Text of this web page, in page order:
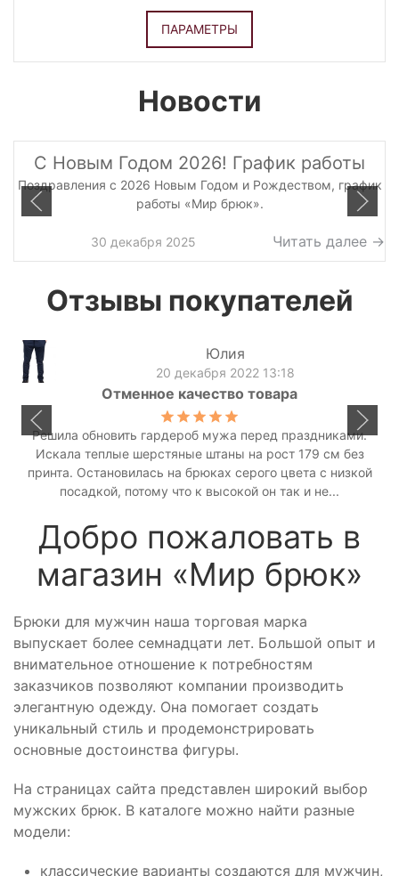
ПАРАМЕТРЫ
Новости
С Новым Годом 2026! График работы
Поздравления с 2026 Новым Годом и Рождеством, график
работы «Мир брюк».
30 декабря 2025 Читать далее →
Отзывы покупателей
Юлия
20 декабря 2022 13:18
Отменное качество товара
Решила обновить гардероб мужа перед праздниками.
Искала теплые шерстяные штаны на рост 179 см без
принта. Остановилась на брюках серого цвета с низкой
посадкой, потому что к высокой он так и не...
Добро пожаловать в
магазин «Мир брюк»
Брюки для мужчин наша торговая марка
выпускает более семнадцати лет. Большой опыт и
внимательное отношение к потребностям
заказчиков позволяют компании производить
элегантную одежду. Она помогает создать
уникальный стиль и продемонстрировать
основные достоинства фигуры.
На страницах сайта представлен широкий выбор
мужских брюк. В каталоге можно найти разные
модели:
классические варианты создаются для мужчин,